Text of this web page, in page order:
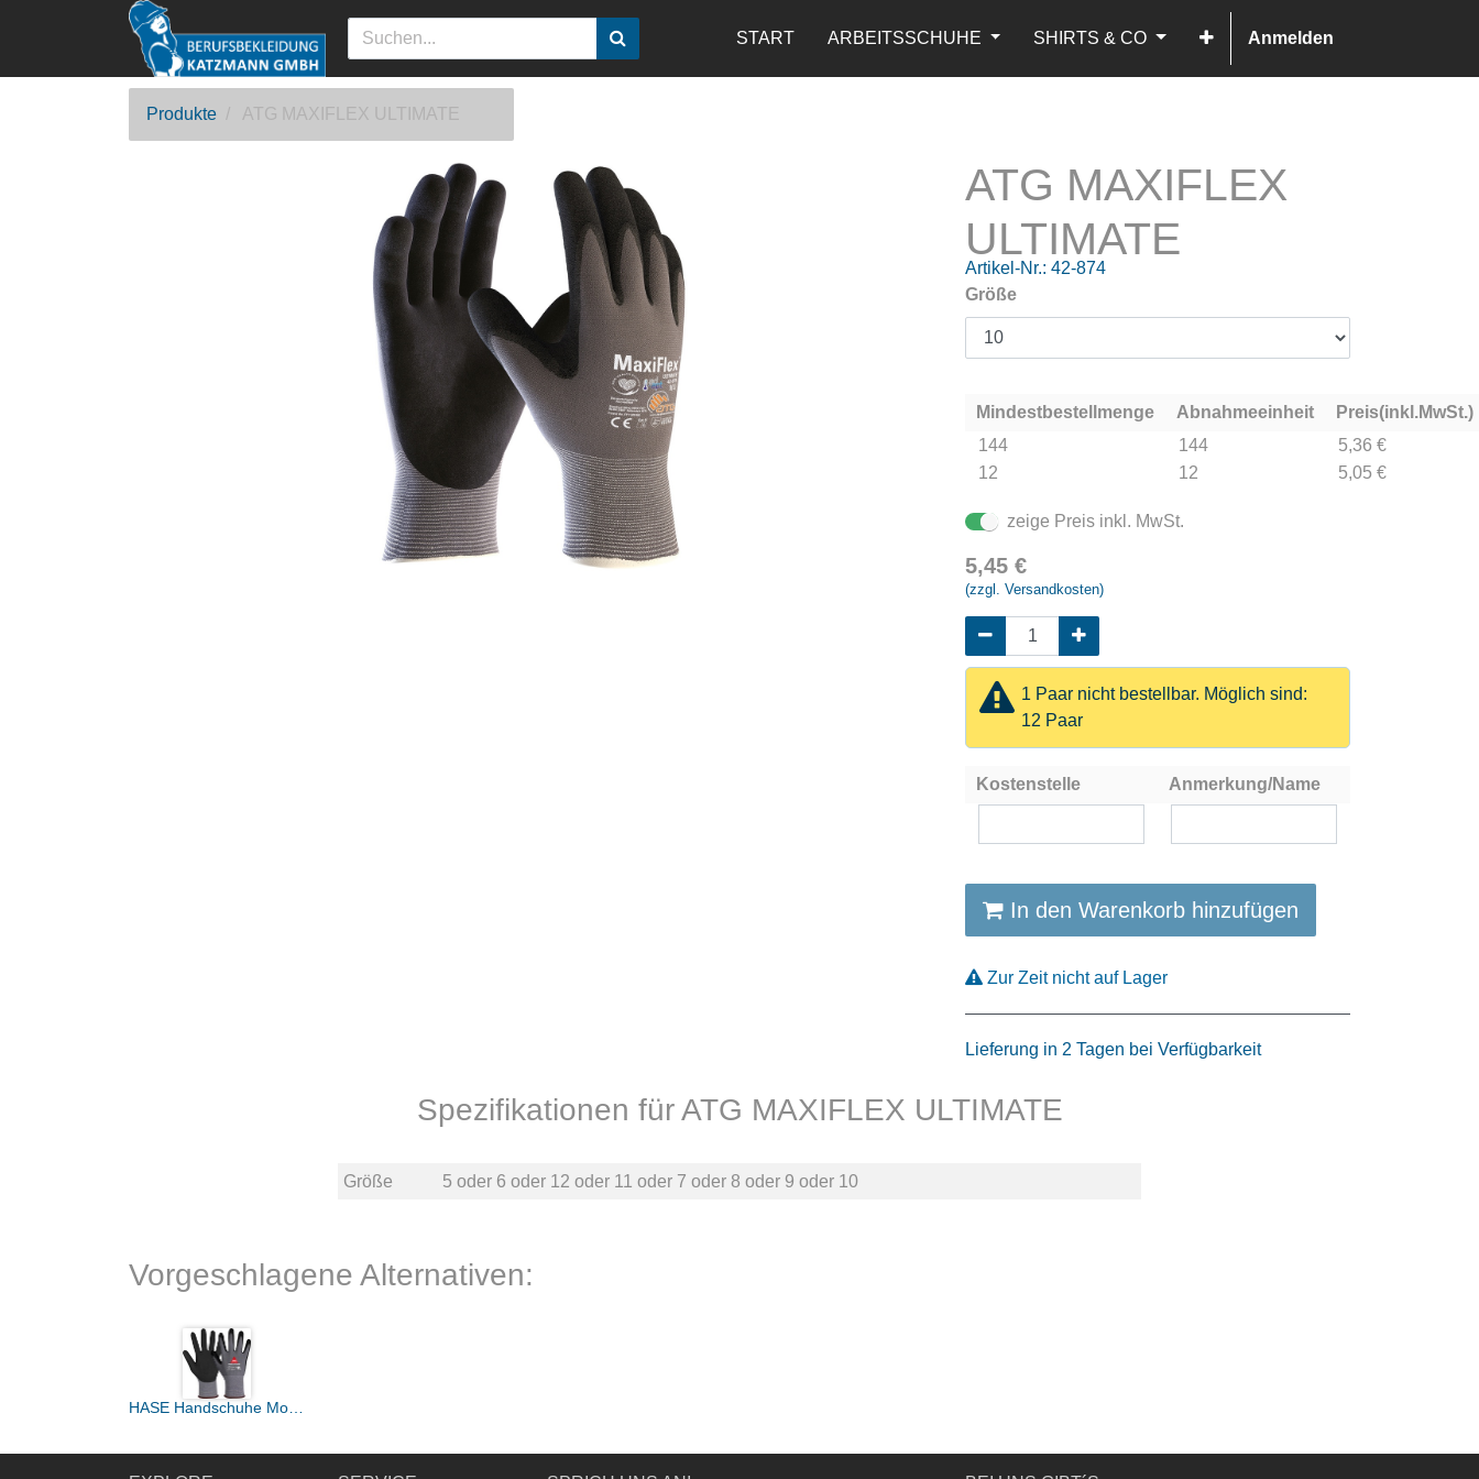
START ARBEITSSCHUHE SHIRTS & CO Anmelden
Produkte ATG MAXIFLEX ULTIMATE
ATG MAXIFLEX
ULTIMATE
Artikel-Nr.: 42-874
Größe
Mindestbestellmenge Abnahmeeinheit
Preis(inkl.MwSt.)
144
144
5,36 €
12
12 5,05 €
zeige Preis inkl. MwSt.
5,45 €
(zzgl. Versandkosten)
1 Paar nicht bestellbar. Möglich sind:
12 Paar
Kostenstelle Anmerkung/Name
In den Warenkorb hinzufügen
Zur Zeit nicht auf Lager
Lieferung in 2 Tagen bei Verfügbarkeit
Spezifikationen für ATG MAXIFLEX ULTIMATE
Größe 5 oder 6 oder 12 oder 11 oder 7 oder 8 oder 9 oder 10
Vorgeschlagene Alternativen: